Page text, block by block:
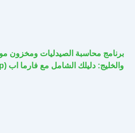
برنامج محاسبة الصيدليات ومخزون
والخليج: دليلك الشامل مع فارما اب (PharmUp)